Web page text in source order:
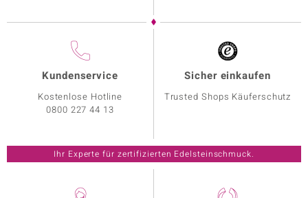
Kundenservice
Kostenlose Hotline
0800 227 44 13
Sicher einkaufen
Trusted Shops Käuferschutz
Ihr Experte für zertifizierten Edelsteinschmuck.